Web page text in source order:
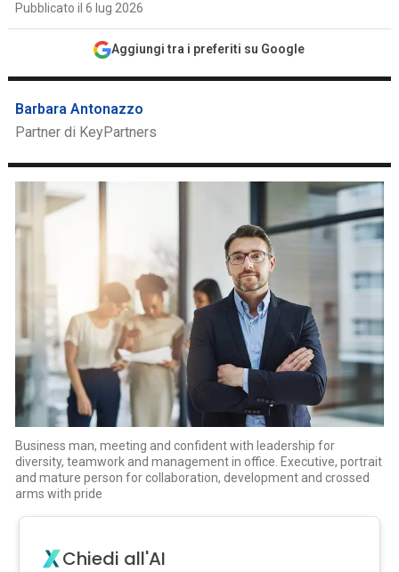
Pubblicato il 6 lug 2026
Aggiungi tra i preferiti su Google
Barbara Antonazzo
Partner di KeyPartners
Business man, meeting and confident with leadership for
diversity, teamwork and management in office. Executive, portrait
and mature person for collaboration, development and crossed
arms with pride
Chiedi all'AI